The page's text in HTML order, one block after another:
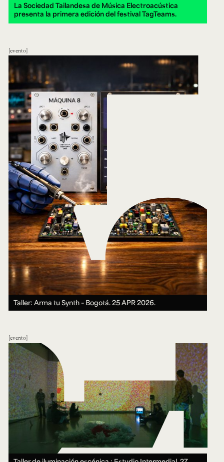
La Sociedad Tailandesa de Música Electroacústica
presenta la primera edición del festival TagTeams.
evento
Taller: Arma tu Synth – Bogotá.25 APR 2026.
evento